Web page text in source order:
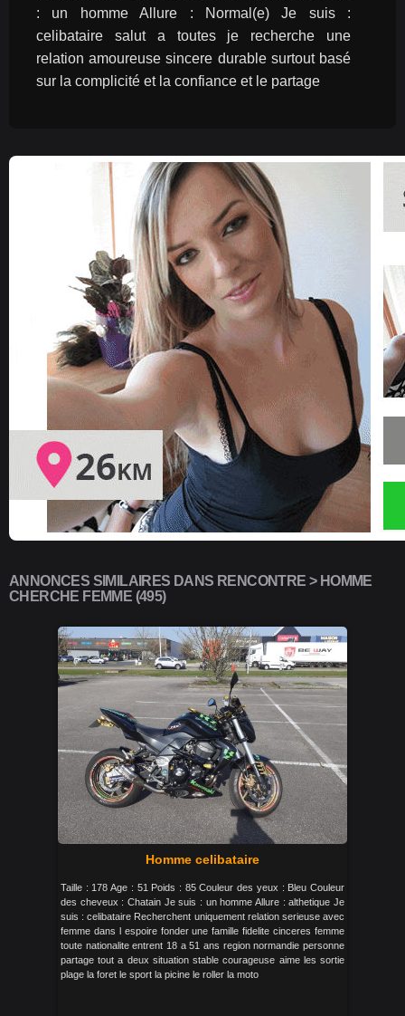
: un homme Allure : Normal(e) Je suis :
celibataire salut a toutes je recherche une
relation amoureuse sincere durable surtout basé
sur la complicité et la confiance et le partage
ANNONCES SIMILAIRES DANS RENCONTRE > HOMME
CHERCHE FEMME (495)
Homme celibataire
Taille : 178 Age : 51 Poids : 85 Couleur des yeux : Bleu Couleur
des cheveux : Chatain Je suis : un homme Allure : althetique Je
suis : celibataire Recherchent uniquement relation serieuse avec
femme dans l espoire fonder une famille fidelite cinceres femme
toute nationalite entrent 18 a 51 ans region normandie personne
partage tout a deux situation stable courageuse aime les sortie
plage la foret le sport la picine le roller la moto